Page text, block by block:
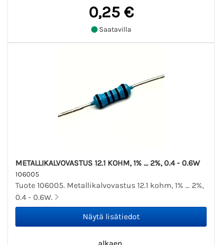
0,25 €
Saatavilla
METALLIKALVOVASTUS 12.1 KOHM, 1% ... 2%, 0.4 - 0.6W
106005
Tuote 106005. Metallikalvovastus 12.1 kohm, 1% ... 2%,
0.4 - 0.6W.